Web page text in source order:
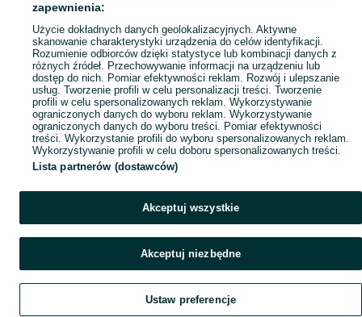
Mapa kategorii
Mapa miejscowości
Mapa ministron
Popularne wyszukiwania
zapewnienia:
Użycie dokładnych danych geolokalizacyjnych. Aktywne
skanowanie charakterystyki urządzenia do celów identyfikacji.
Rozumienie odbiorców dzięki statystyce lub kombinacji danych z
różnych źródeł. Przechowywanie informacji na urządzeniu lub
dostęp do nich. Pomiar efektywności reklam. Rozwój i ulepszanie
usług. Tworzenie profili w celu personalizacji treści. Tworzenie
profili w celu spersonalizowanych reklam. Wykorzystywanie
ograniczonych danych do wyboru reklam. Wykorzystywanie
ograniczonych danych do wyboru treści. Pomiar efektywności
treści. Wykorzystanie profili do wyboru spersonalizowanych reklam.
Wykorzystywanie profili w celu doboru spersonalizowanych treści.
Lista partnerów (dostawców)
Akceptuj wszystkie
Akceptuj niezbędne
Ustaw preferencje